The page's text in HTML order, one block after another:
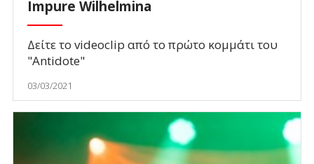
Impure Wilhelmina
Δείτε το videoclip από το πρώτο κομμάτι του
"Antidote"
03/03/2021